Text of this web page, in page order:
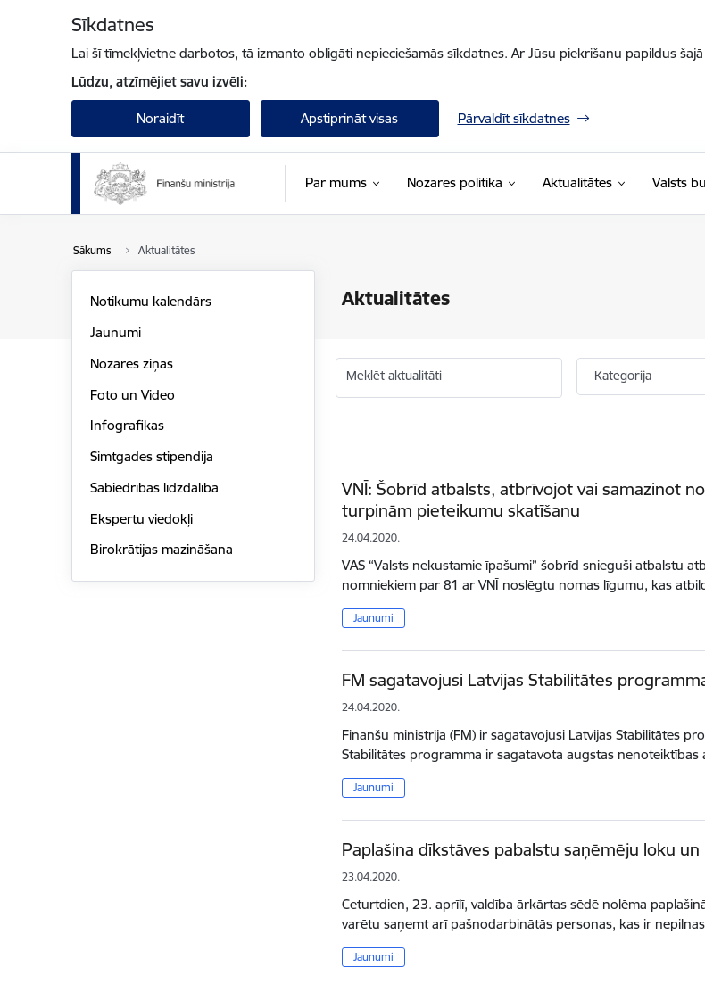
Sīkdatnes
Lai šī tīmekļvietne darbotos, tā izmanto obligāti nepieciešamās sīkdatnes. Ar Jūsu piekrišanu papildus
Lūdzu, atzīmējiet savu izvēli:
Noraidīt Apstiprināt visas Pārvaldīt sīkdatnes
Par mums Nozares politika Aktualitātes Valsts
Sākums Aktualitātes
Aktualitātes
Notikumu kalendārs
Jaunumi
Nozares ziņas
Foto un Video
Infografikas
Simtgades stipendija
Sabiedrības līdzdalība
Ekspertu viedokļi
Birokrātijas mazināšana
Meklēt aktualitāti Kategorija
VNĪ: Šobrīd atbalsts, atbrīvojot vai samazinot
turpinām pieteikumu skatīšanu
24.04.2020.
VAS “Valsts nekustamie īpašumi” šobrīd snieguši atbalstu
nomniekiem par 81 ar VNĪ noslēgtu nomas līgumu, kas
Jaunumi
FM sagatavojusi Latvijas Stabilitātes
24.04.2020.
Finanšu ministrija (FM) ir sagatavojusi Latvijas Stabilitātes
Stabilitātes programma ir sagatavota augstas
Jaunumi
Paplašina dīkstāves pabalstu saņēmēju loku
23.04.2020.
Ceturtdien, 23. aprīlī, valdība ārkārtas sēdē nolēma
varētu saņemt arī pašnodarbinātās personas, kas ir
Jaunumi